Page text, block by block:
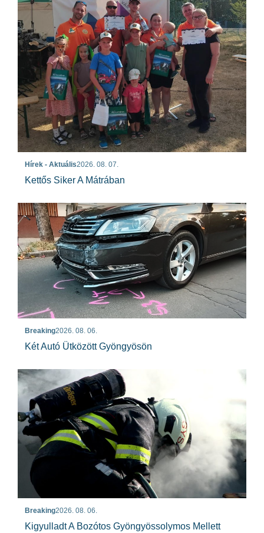
Hírek - Aktuális2026. 08. 07.
Kettős Siker A Mátrában
Breaking2026. 08. 06.
Két Autó Ütközött Gyöngyösön
Breaking2026. 08. 06.
Kigyulladt A Bozótos Gyöngyössolymos Mellett